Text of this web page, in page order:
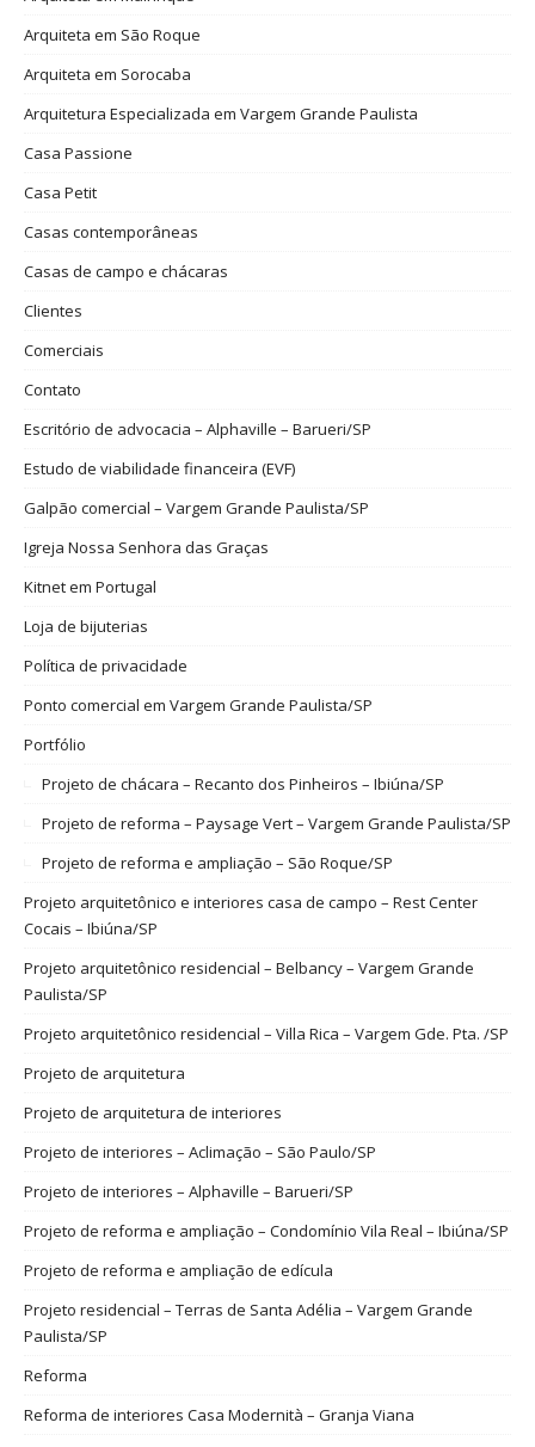
Arquiteta em São Roque
Arquiteta em Sorocaba
Arquitetura Especializada em Vargem Grande Paulista
Casa Passione
Casa Petit
Casas contemporâneas
Casas de campo e chácaras
Clientes
Comerciais
Contato
Escritório de advocacia – Alphaville – Barueri/SP
Estudo de viabilidade financeira (EVF)
Galpão comercial – Vargem Grande Paulista/SP
Igreja Nossa Senhora das Graças
Kitnet em Portugal
Loja de bijuterias
Política de privacidade
Ponto comercial em Vargem Grande Paulista/SP
Portfólio
Projeto de chácara – Recanto dos Pinheiros – Ibiúna/SP
Projeto de reforma – Paysage Vert – Vargem Grande Paulista/SP
Projeto de reforma e ampliação – São Roque/SP
Projeto arquitetônico e interiores casa de campo – Rest Center
Cocais – Ibiúna/SP
Projeto arquitetônico residencial – Belbancy – Vargem Grande
Paulista/SP
Projeto arquitetônico residencial – Villa Rica – Vargem Gde. Pta. /SP
Projeto de arquitetura
Projeto de arquitetura de interiores
Projeto de interiores – Aclimação – São Paulo/SP
Projeto de interiores – Alphaville – Barueri/SP
Projeto de reforma e ampliação – Condomínio Vila Real – Ibiúna/SP
Projeto de reforma e ampliação de edícula
Projeto residencial – Terras de Santa Adélia – Vargem Grande
Paulista/SP
Reforma
Reforma de interiores Casa Modernità – Granja Viana